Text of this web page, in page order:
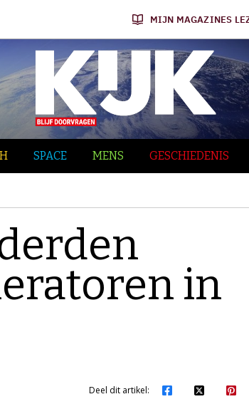
MIJN MAGAZINES
SPACE MENS GESCHIEDENIS
in
Deel dit artikel: